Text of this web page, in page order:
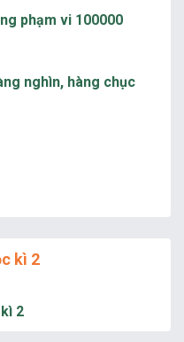
phạm vi 100000
nghìn, hàng chục
kì 2
2